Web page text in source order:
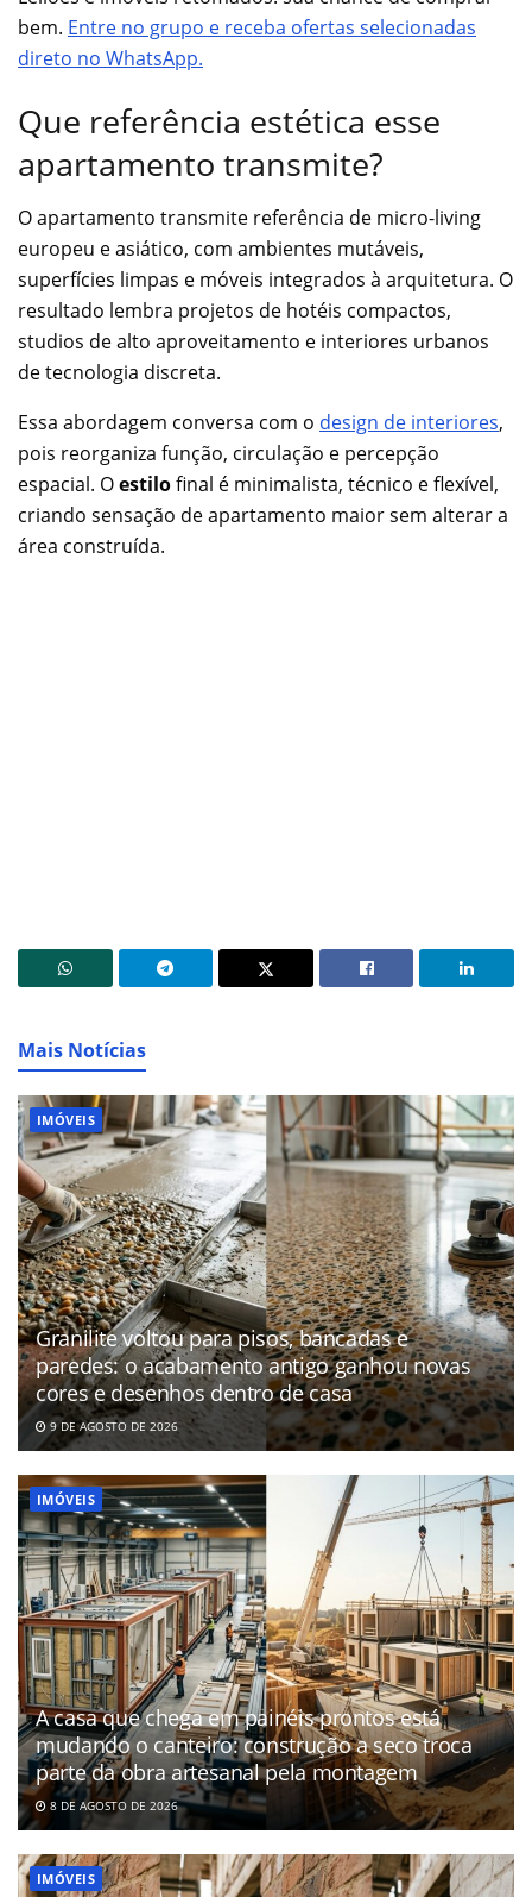
bem. Entre no grupo e receba ofertas selecionadas
direto no WhatsApp.
Que referência estética esse
apartamento transmite?
O apartamento transmite referência de micro-living
europeu e asiático, com ambientes mutáveis,
superfícies limpas e móveis integrados à arquitetura. O
resultado lembra projetos de hotéis compactos,
studios de alto aproveitamento e interiores urbanos
de tecnologia discreta.
Essa abordagem conversa com o design de interiores,
pois reorganiza função, circulação e percepção
espacial. Oestilofinal é minimalista, técnico e flexível,
criando sensação de apartamento maior sem alterar a
área construída.
Mais Notícias
IMÓVEIS
Granilite voltou para pisos, bancadas e
paredes: o acabamento antigo ganhou novas
cores e desenhos dentro de casa
9 DE AGOSTO DE 2026
IMÓVEIS
A casa que chega em painéis prontos está
mudando o canteiro: construção a seco troca
parte da obra artesanal pela montagem
8 DE AGOSTO DE 2026
IMÓVEIS